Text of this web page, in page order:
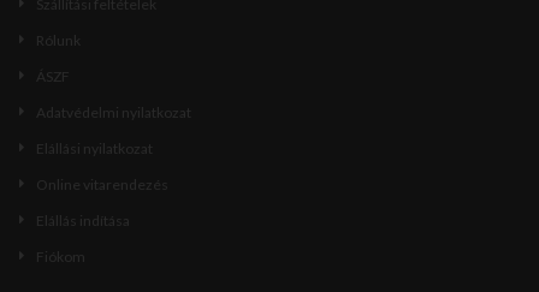
Szállítási feltételek
Rólunk
ÁSZF
Adatvédelmi nyilatkozat
Elállási nyilatkozat
Online vitarendezés
Elállás indítása
Fiókom